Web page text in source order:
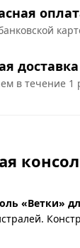
доставка
в течение 1
«Ветки»